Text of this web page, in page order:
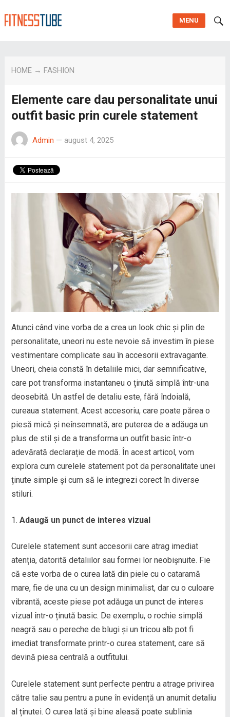
MENU
HOME→ FASHION
Elemente care dau personalitate unui
outfit basic prin curele statement
Admin — august 4, 2025
Atunci când vine vorba de a crea un look chic și plin de
personalitate, uneori nu este nevoie să investim în piese
vestimentare complicate sau în accesorii extravagante.
Uneori, cheia constă în detaliile mici, dar semnificative,
care pot transforma instantaneu o ținută simplă într-una
deosebită. Un astfel de detaliu este, fără îndoială,
cureaua statement. Acest accesoriu, care poate părea o
piesă mică și neînsemnată, are puterea de a adăuga un
plus de stil și de a transforma un outfit basic într-o
adevărată declarație de modă. În acest articol, vom
explora cum curelele statement pot da personalitate unei
ținute simple și cum să le integrezi corect în diverse
stiluri.
Adaugă un punct de interes vizual
Curelele statement sunt accesorii care atrag imediat
atenția, datorită detaliilor sau formei lor neobișnuite. Fie
că este vorba de o curea lată din piele cu o cataramă
mare, fie de una cu un design minimalist, dar cu o culoare
vibrantă, aceste piese pot adăuga un punct de interes
vizual într-o ținută basic. De exemplu, o rochie simplă
neagră sau o pereche de blugi și un tricou alb pot fi
imediat transformate printr-o curea statement, care să
devină piesa centrală a outfitului.
Curelele statement sunt perfecte pentru a atrage privirea
către talie sau pentru a pune în evidență un anumit detaliu
al ținutei. O curea lată și bine aleasă poate sublinia